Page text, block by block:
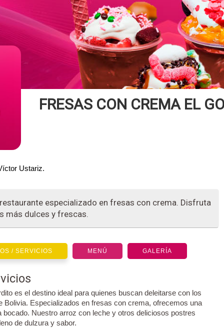
FRESAS CON CREMA EL
Ustariz.
especializado en fresas con crema. Disfruta
más dulces y frescas.
/ SERVICIOS MENÚ GALERÍA
es el destino ideal para quienes buscan deleitarse con los
Bolivia. Especializados en fresas con crema, ofrecemos una
bocado. Nuestro arroz con leche y otros deliciosos postres
de dulzura y sabor.